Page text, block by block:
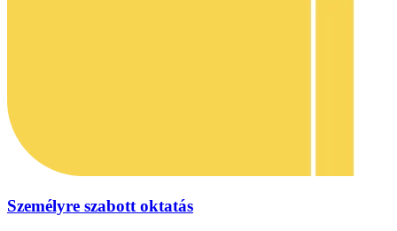
Személyre szabott oktatás